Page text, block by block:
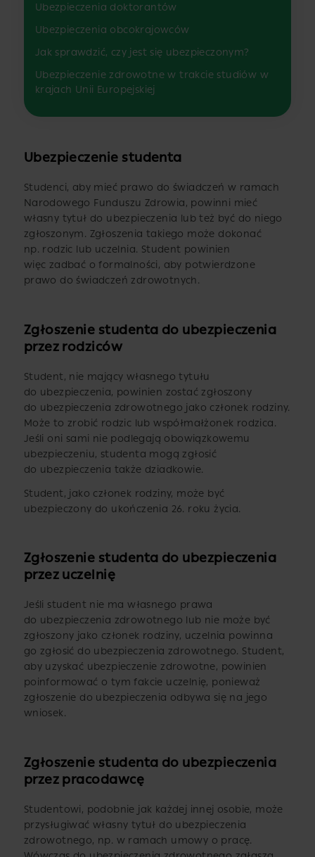
Ubezpieczenia doktorantów
Ubezpieczenia obcokrajowców
Jak sprawdzić, czy jest się ubezpieczonym?
Ubezpieczenie zdrowotne w trakcie studiów w
krajach Unii Europejskiej
Ubezpieczenie studenta
Studenci, aby mieć prawo do świadczeń w ramach
Narodowego Funduszu Zdrowia, powinni mieć
własny tytuł do ubezpieczenia lub też być do niego
zgłoszonym. Zgłoszenia takiego może dokonać
np. rodzic lub uczelnia. Student powinien
więc zadbać o formalności, aby potwierdzone
prawo do świadczeń zdrowotnych.
Zgłoszenie studenta do ubezpieczenia
przez rodziców
Student, nie mający własnego tytułu
do ubezpieczenia, powinien zostać zgłoszony
do ubezpieczenia zdrowotnego jako członek rodziny.
Może to zrobić rodzic lub współmałżonek rodzica.
Jeśli oni sami nie podlegają obowiązkowemu
ubezpieczeniu, studenta mogą zgłosić
do ubezpieczenia także dziadkowie.
Student, jako członek rodziny, może być
ubezpieczony do ukończenia 26. roku życia.
Zgłoszenie studenta do ubezpieczenia
przez uczelnię
Jeśli student nie ma własnego prawa
do ubezpieczenia zdrowotnego lub nie może być
zgłoszony jako członek rodziny, uczelnia powinna
go zgłosić do ubezpieczenia zdrowotnego. Student,
aby uzyskać ubezpieczenie zdrowotne, powinien
poinformować o tym fakcie uczelnię, ponieważ
zgłoszenie do ubezpieczenia odbywa się na jego
wniosek.
Zgłoszenie studenta do ubezpieczenia
przez pracodawcę
Studentowi, podobnie jak każdej innej osobie, może
przysługiwać własny tytuł do ubezpieczenia
zdrowotnego, np. w ramach umowy o pracę.